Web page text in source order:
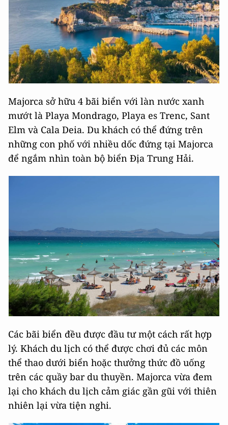
Majorca sở hữu 4 bãi biển với làn nước xanh
mướt là Playa Mondrago, Playa es Trenc, Sant
Elm và Cala Deia. Du khách có thể đứng trên
những con phố với nhiều dốc đứng tại Majorca
để ngắm nhìn toàn bộ biển Địa Trung Hải.
Các bãi biển đều được đầu tư một cách rất hợp
lý. Khách du lịch có thể được chơi đủ các môn
thể thao dưới biển hoặc thưởng thức đồ uống
trên các quầy bar du thuyền. Majorca vừa đem
lại cho khách du lịch cảm giác gần gũi với thiên
nhiên lại vừa tiện nghi.